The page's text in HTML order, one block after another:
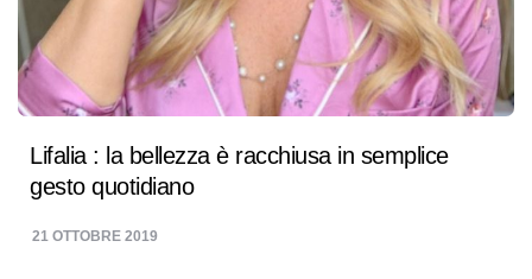
Lifalia : la bellezza è racchiusa in semplice
gesto quotidiano
21 OTTOBRE 2019